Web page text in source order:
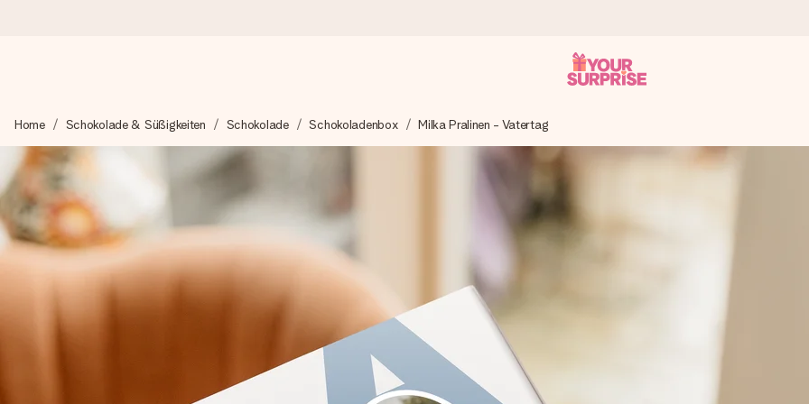
Wir bereiten dein Geschenk sorgfältig vor und schicken es blitzschnell – damit du es genau zum richtigen Zeitpunkt überreichen
zählt.
4,8 (basierend auf +15.000 Bewertungen)
Unsere Geschenke begeistern. Kunden bewerten uns mit 4,8 bei Google Reviews (Gesamtergebnis aller Länder, in die wir
+49 39292 929695
Samstag - Sonntag : 8:30 - 13:00 Uhr
Home Schokolade & Süßigkeiten Schokolade Schokoladenbox Milka Pralinen - Vatertag